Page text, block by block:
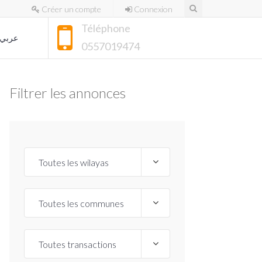
Créer un compte Connexion
Téléphone
0557019474
Filtrer les annonces